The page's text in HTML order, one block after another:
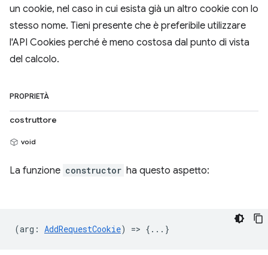
un cookie, nel caso in cui esista già un altro cookie con lo
stesso nome. Tieni presente che è preferibile utilizzare
l'API Cookies perché è meno costosa dal punto di vista
del calcolo.
PROPRIETÀ
costruttore
void
La funzione constructor ha questo aspetto:
(arg : AddRequestCookie) => {...}